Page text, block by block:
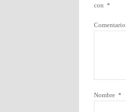
con *
Comentario
Nombre *